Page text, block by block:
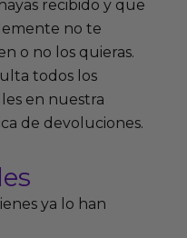
recibido y que
no te
o no los quieras.
todos los
en nuestra
de devoluciones.
ya lo han